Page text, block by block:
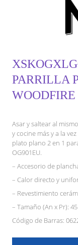
PARRILLA
Asar y saltear al
y cocine más y a la
plato plano 2 en 1
OG901EU.
– Accesorio de
– Calor directo y
– Revestimiento
– Tamaño (An x Pr):
Código de Barras: